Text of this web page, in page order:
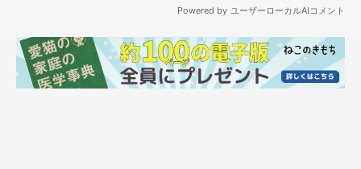
ん。飼い主さんがベッドに横になった瞬間……